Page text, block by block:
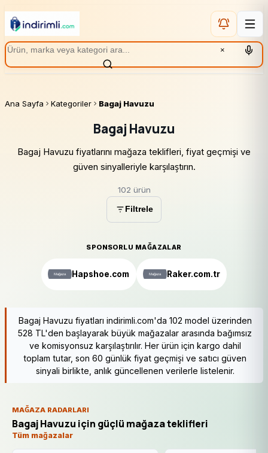
×
Ana Sayfa Kategoriler Bagaj Havuzu
Bagaj Havuzu
Bagaj Havuzu fiyatlarını mağaza teklifleri, fiyat geçmişi ve
güven sinyalleriyle karşılaştırın.
102 ürün
Filtrele
SPONSORLU MAĞAZALAR
Hapshoe.com Raker.com.tr
Bagaj Havuzu fiyatları indirimli.com'da 102 model üzerinden
528 TL'den başlayarak büyük mağazalar arasında bağımsız
ve komisyonsuz karşılaştırılır. Her ürün için kargo dahil
toplam tutar, son 60 günlük fiyat geçmişi ve satıcı güven
sinyali birlikte, anlık güncellenen verilerle listelenir.
MAĞAZA RADARLARI
Bagaj Havuzu için güçlü mağaza teklifleri
Tüm mağazalar